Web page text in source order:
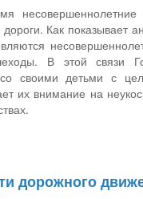
Как показывает
В этой связи
своими детьми с
их внимание на
дорожного